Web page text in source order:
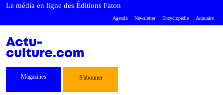
Le média en ligne des Éditions Faton
Agenda Newsletter Encyclopédie Annuaire
Magazines S'abonner